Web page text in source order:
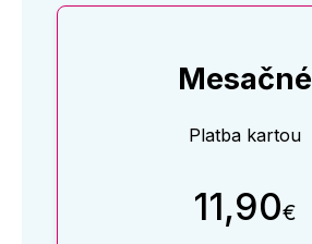
Mesačné
Platba kartou
11,90€